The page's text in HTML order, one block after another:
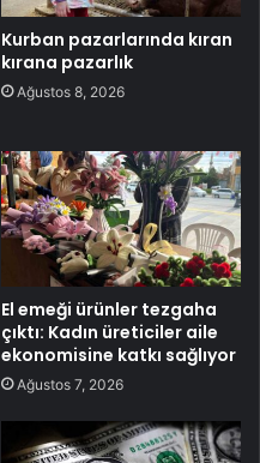
Kurban pazarlarında kıran
kırana pazarlık
Ağustos 8, 2026
El emeği ürünler tezgaha
çıktı: Kadın üreticiler aile
ekonomisine katkı sağlıyor
Ağustos 7, 2026